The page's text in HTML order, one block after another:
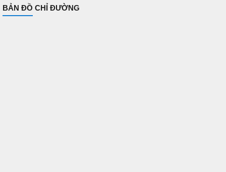
BẢN ĐỒ CHỈ ĐƯỜNG